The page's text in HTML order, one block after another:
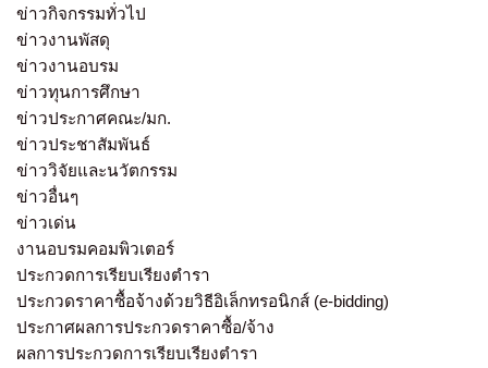
ข่าวกิจกรรมทั่วไป
ข่าวงานพัสดุ
ข่าวงานอบรม
ข่าวทุนการศึกษา
ข่าวประกาศคณะ/มก.
ข่าวประชาสัมพันธ์
ข่าววิจัยและนวัตกรรม
ข่าวอื่นๆ
ข่าวเด่น
งานอบรมคอมพิวเตอร์
ประกวดการเรียบเรียงตำรา
ประกวดราคาซื้อจ้างด้วยวิธีอิเล็กทรอนิกส์ (e-bidding)
ประกาศผลการประกวดราคาซื้อ/จ้าง
ผลการประกวดการเรียบเรียงตำรา